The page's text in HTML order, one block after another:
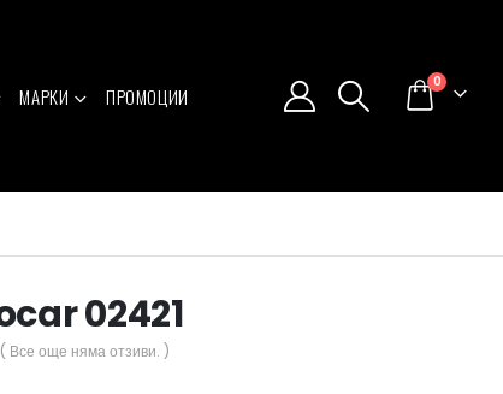
МАРКИ ПРОМОЦИИ
0
02421
( Все още няма отзиви. )